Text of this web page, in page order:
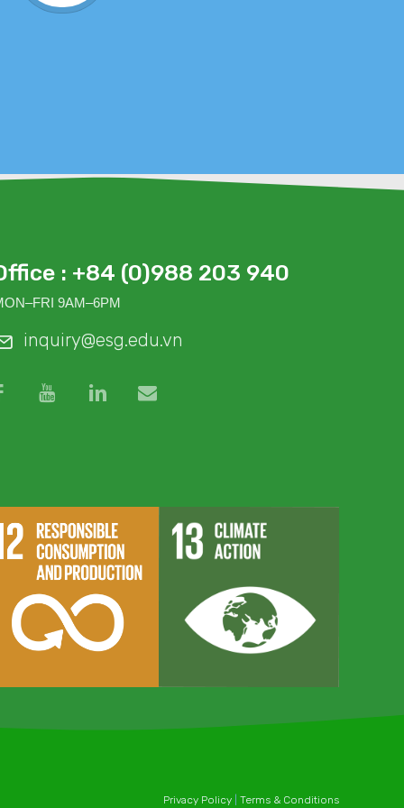
: +84 (0)988 203 940
9AM–6PM
inquiry@esg.edu.vn
Privacy Policy| Terms & Conditions